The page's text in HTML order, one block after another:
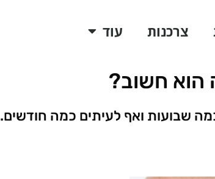
צרכנות עוד
הוא חשוב?
שבועות ואף לעיתים כמה חודשים.